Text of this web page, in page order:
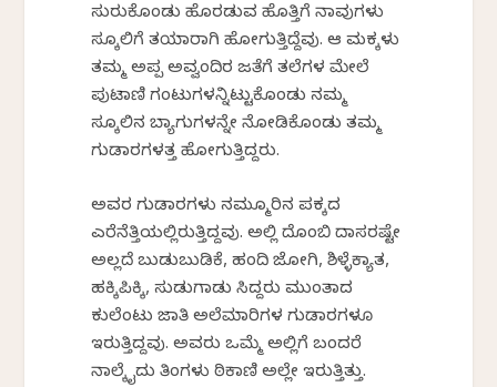
ಸುರುಕೊಂಡು ಹೊರಡುವ ಹೊತ್ತಿಗೆ ನಾವುಗಳು
ಸ್ಕೂಲಿಗೆ ತಯಾರಾಗಿ ಹೋಗುತ್ತಿದ್ದೆವು. ಆ ಮಕ್ಕಳು
ತಮ್ಮ ಅಪ್ಪ ಅವ್ವಂದಿರ ಜತೆಗೆ ತಲೆಗಳ ಮೇಲೆ
ಪುಟಾಣಿ ಗಂಟುಗಳನ್ನಿಟ್ಟುಕೊಂಡು ನಮ್ಮ
ಸ್ಕೂಲಿನ ಬ್ಯಾಗುಗಳನ್ನೇ ನೋಡಿಕೊಂಡು ತಮ್ಮ
ಗುಡಾರಗಳತ್ತ ಹೋಗುತ್ತಿದ್ದರು.
ಅವರ ಗುಡಾರಗಳು ನಮ್ಮೂರಿನ ಪಕ್ಕದ
ಎರೆನೆತ್ತಿಯಲ್ಲಿರುತ್ತಿದ್ದವು. ಅಲ್ಲಿ ದೊಂಬಿ ದಾಸರಷ್ಟೇ
ಅಲ್ಲದೆ ಬುಡುಬುಡಿಕೆ, ಹಂದಿ ಜೋಗಿ, ಶಿಳ್ಳೆಕ್ಯಾತ,
ಹಕ್ಕಿಪಿಕ್ಕಿ, ಸುಡುಗಾಡು ಸಿದ್ದರು ಮುಂತಾದ
ಕುಲೆಂಟು ಜಾತಿ ಅಲೆಮಾರಿಗಳ ಗುಡಾರಗಳೂ
ಇರುತ್ತಿದ್ದವು. ಅವರು ಒಮ್ಮೆ ಅಲ್ಲಿಗೆ ಬಂದರೆ
ನಾಲ್ಕೈದು ತಿಂಗಳು ಠಿಕಾಣಿ ಅಲ್ಲೇ ಇರುತ್ತಿತ್ತು.